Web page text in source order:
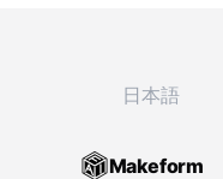
言語を変更
Makeform